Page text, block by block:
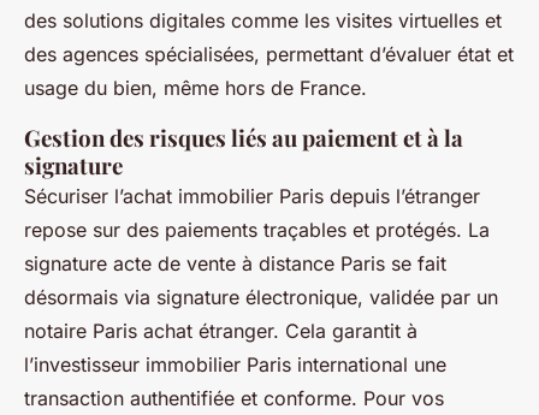
des solutions digitales comme les visites virtuelles et
des agences spécialisées, permettant d’évaluer état et
usage du bien, même hors de France.
Gestion des risques liés au paiement et à la
signature
Sécuriser l’achat immobilier Paris depuis l’étranger
repose sur des paiements traçables et protégés. La
signature acte de vente à distance Paris se fait
désormais via signature électronique, validée par un
notaire Paris achat étranger. Cela garantit à
l’investisseur immobilier Paris international une
transaction authentifiée et conforme. Pour vos